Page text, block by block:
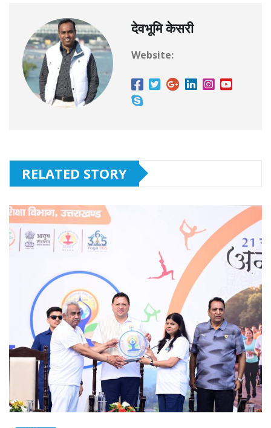
देवभूमि केसरी
Website:
RELATED STORY